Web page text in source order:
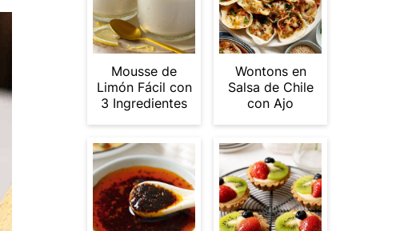
Mousse de
Limón Fácil con
3 Ingredientes
Wontons en
Salsa de Chile
con Ajo